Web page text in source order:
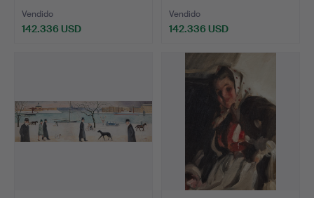
Vendido
142.336 USD
Vendido
142.336 USD
seleccionado